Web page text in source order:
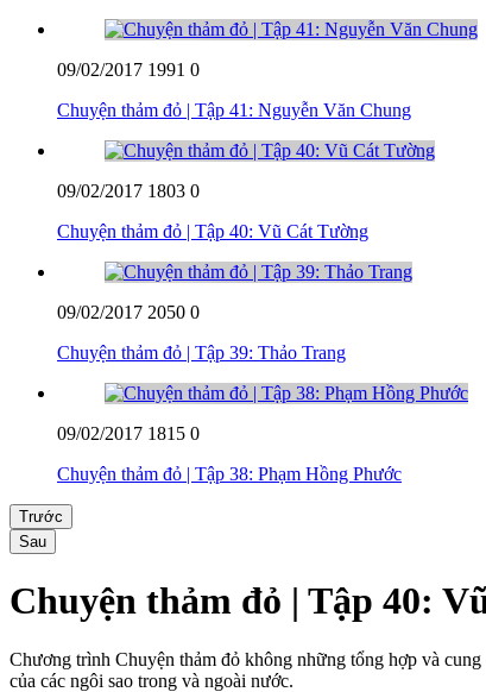
09/02/2017 1991 0
Chuyện thảm đỏ | Tập 41: Nguyễn Văn Chung
09/02/2017 1803 0
Chuyện thảm đỏ | Tập 40: Vũ Cát Tường
09/02/2017 2050 0
Chuyện thảm đỏ | Tập 39: Thảo Trang
09/02/2017 1815 0
Chuyện thảm đỏ | Tập 38: Phạm Hồng Phước
Trước
Sau
Chuyện thảm đỏ | Tập 40:
Chương trình Chuyện thảm đỏ không những tổng hợp và
của các ngôi sao trong và ngoài nước.